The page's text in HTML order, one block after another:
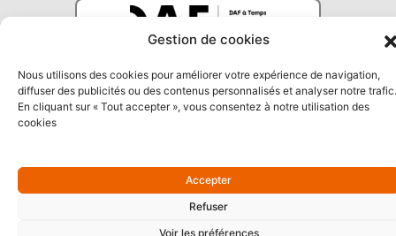
Gestion de cookies
Nous utilisons des cookies pour améliorer votre expérience de navigation,
diffuser des publicités ou des contenus personnalisés et analyser notre trafic.
En cliquant sur « Tout accepter », vous consentez à notre utilisation des
cookies
Accepter
Refuser
Voir les préférences